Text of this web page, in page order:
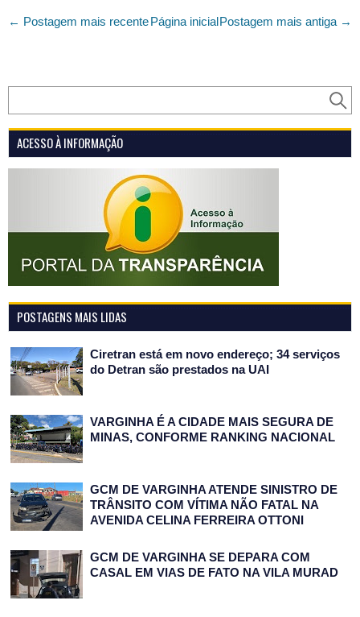
← Postagem mais recente Postagem mais antiga →
Página inicial
ACESSO À INFORMAÇÃO
POSTAGENS MAIS LIDAS
Ciretran está em novo endereço; 34 serviços
do Detran são prestados na UAI
VARGINHA É A CIDADE MAIS SEGURA DE
MINAS, CONFORME RANKING NACIONAL
GCM DE VARGINHA ATENDE SINISTRO DE
TRÂNSITO COM VÍTIMA NÃO FATAL NA
AVENIDA CELINA FERREIRA OTTONI
GCM DE VARGINHA SE DEPARA COM
CASAL EM VIAS DE FATO NA VILA MURAD